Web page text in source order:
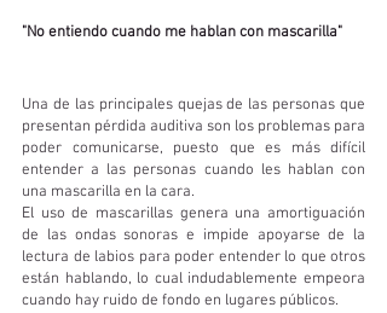
"No entiendo cuando me hablan con mascarilla"
Una de las principales quejas de las personas que
presentan pérdida auditiva son los problemas para
poder comunicarse, puesto que es más difícil
entender a las personas cuando les hablan con
una mascarilla en la cara.
El uso de mascarillas genera una amortiguación
de las ondas sonoras e impide apoyarse de la
lectura de labios para poder entender lo que otros
están hablando, lo cual indudablemente empeora
cuando hay ruido de fondo en lugares públicos.